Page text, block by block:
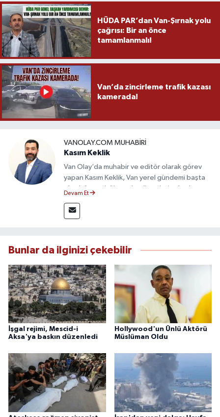
HÜDA PAR’dan Van-Şırnak yolu
çağrısı: Bir an önce
tamamlanmalı!
Van’da zincirleme trafik kazası
kamerada!
VANOLAY.COM MUHABIRI
Kasım Keklik
Van Olay’da muhabir ve editör olarak görev
yapan Kasım Keklik, Van yerel gündemi başta
olmak üzere bölgesel gelişmeleri sahadan
deneyimiyle hızlı ve doğru haber üretimine
odaklanan Keklik, tarafsızlık ve etik gazetecilik
Devam Et
Bunlar da ilginizi çekebilir
İşgal rejimi, Mescid-i
Aksa'ya baskın düzenledi
Hollywood'un Ünlü Aktörü
Müslüman Oldu